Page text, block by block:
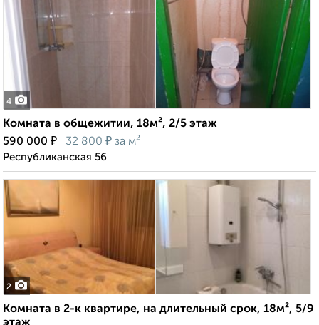
4
Комната в общежитии, 18м², 2/5 этаж
590 000 ₽ 32 800 ₽ за м²
Республиканская 56
2
Комната в 2-к квартире, на длительный срок, 18м², 5/9